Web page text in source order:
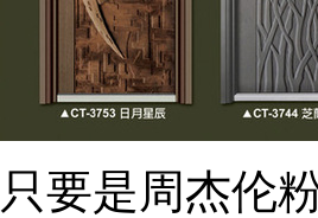
只要是周杰伦